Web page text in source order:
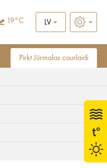
19°C LV
Pirkt Jūrmalas caurlaidi